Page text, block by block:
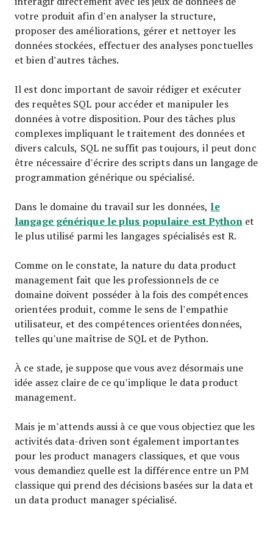
votre produit afin d’en analyser la structure,
proposer des améliorations, gérer et nettoyer les
données stockées, effectuer des analyses ponctuelles
et bien d’autres tâches.
Il est donc important de savoir rédiger et exécuter
des requêtes SQL pour accéder et manipuler les
données à votre disposition. Pour des tâches plus
complexes impliquant le traitement des données et
divers calculs, SQL ne suffit pas toujours, il peut donc
être nécessaire d’écrire des scripts dans un langage de
programmation générique ou spécialisé.
Dans le domaine du travail sur les données, le
langage générique le plus populaire est Python et
le plus utilisé parmi les langages spécialisés est R.
Comme on le constate, la nature du data product
management fait que les professionnels de ce
domaine doivent posséder à la fois des compétences
orientées produit, comme le sens de l’empathie
utilisateur, et des compétences orientées données,
telles qu’une maîtrise de SQL et de Python.
À ce stade, je suppose que vous avez désormais une
idée assez claire de ce qu’implique le data product
management.
Mais je m’attends aussi à ce que vous objectiez que les
activités data-driven sont également importantes
pour les product managers classiques, et que vous
vous demandiez quelle est la différence entre un PM
classique qui prend des décisions basées sur la data et
un data product manager spécialisé.